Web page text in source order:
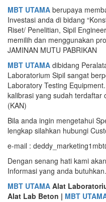
MBT UTAMA berupaya
Investasi anda di bidang
Riset/ Penelitian, Sipil
memilih dan menggunakan
JAMINAN MUTU PABRIKAN
MBT UTAMA dibidang
Laboratorium Sipil sangat
Laboratory Testing Equipment.
kalibrasi yang sudah terdaftar
(KAN)
Bila anda ingin mengetahui
lengkap silahkan hubungi
e-mail :
Dengan senang hati kami
Informasi yang anda butuhkan.
MBT UTAMA Alat
Alat Lab Beton | MBT